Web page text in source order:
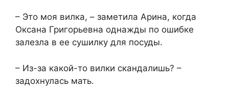
– Это моя вилка, – заметила Арина, когда
Оксана Григорьевна однажды по ошибке
залезла в ее сушилку для посуды.
– Из-за какой-то вилки скандалишь? –
задохнулась мать.